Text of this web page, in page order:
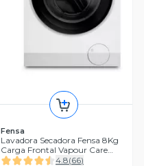
Fensa
Lavadora Secadora Fensa 8Kg
Carga Frontal Vapour Care
8WD
4.8(66)